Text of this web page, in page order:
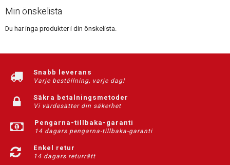
Min önskelista
Du har inga produkter i din önskelista.
Snabb leverans
Varje beställning, varje dag!
Säkra betalningsmetoder
Vi värdesätter din säkerhet
Pengarna-tillbaka-garanti
14 dagars pengarna-tillbaka-garanti
Enkel retur
14 dagars returrätt